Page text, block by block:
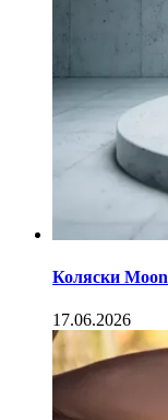
Коляски Moon
17.06.2026